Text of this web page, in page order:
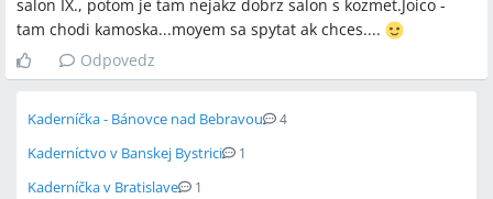
salon IX., potom je tam nejakz dobrz salon s kozmet.Joico -
tam chodi kamoska...moyem sa spytat ak chces....
Odpovedz
Kaderníčka - Bánovce nad Bebravou 4
Kaderníctvo v Banskej Bystrici 1
Kaderníčka v Bratislave
1